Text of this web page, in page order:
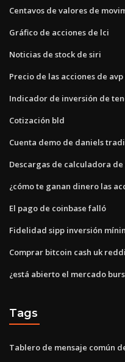
Centavos de valores de
Gráfico de acciones de lci
Noticias de stock de siri
Precio de las acciones de avp
Indicador de inversión de
Cotización bld
Cuenta demo de daniels
Descargas de calculadora
¿cómo te ganan dinero las
El pago de coinbase falló
Fidelidad sipp inversión
Comprar bitcoin cash uk
¿está abierto el mercado
Tags
Tablero de mensaje común